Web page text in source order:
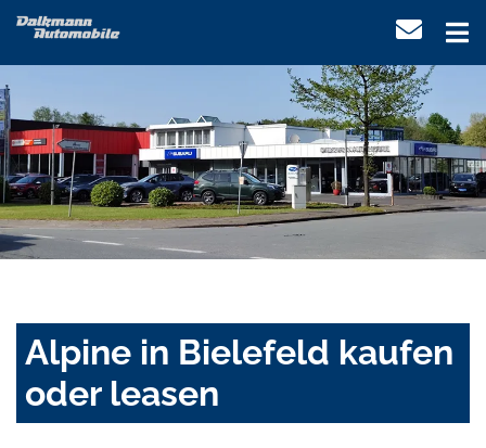
Alpine in Bielefeld kaufen
oder leasen